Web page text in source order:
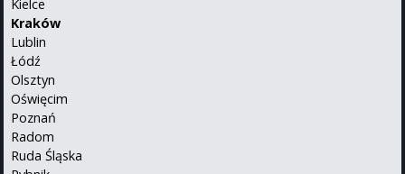
Kielce
Kraków
Lublin
Łódź
Olsztyn
Oświęcim
Poznań
Radom
Ruda Śląska